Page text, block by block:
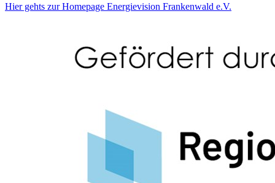
Hier gehts zur Homepage Energievision Frankenwald e.V.